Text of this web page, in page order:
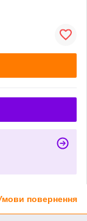
повернення